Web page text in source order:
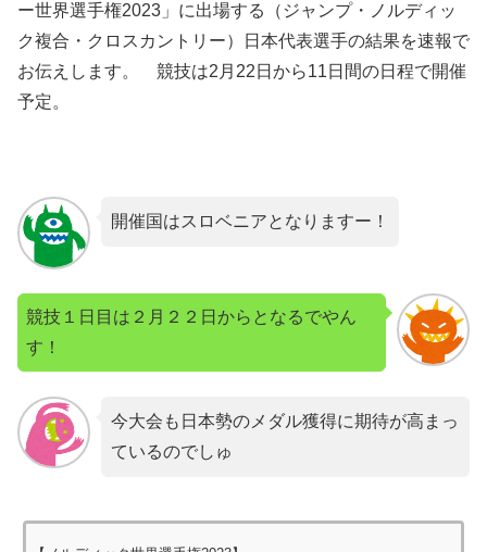
ー世界選手権2023」に出場する（ジャンプ・ノルディッ
ク複合・クロスカントリー）日本代表選手の結果を速報で
お伝えします。 競技は2月22日から11日間の日程で開催
予定。
開催国はスロベニアとなりますー！
競技１日目は２月２２日からとなるでやん
す！
今大会も日本勢のメダル獲得に期待が高まっ
ているのでしゅ